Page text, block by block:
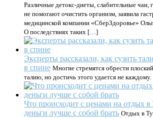
Различные детокс-диеты, слабительные чаи,
не помогают очистить организм, заявила
медицинской компании «СберЗдоровье»
О последствиях таких […]
Эксперты рассказали, как сузить
в спине Многие стремятся обрести
талию, но достичь этого удается не каждому.
Что происходит с ценами на отдых
деньги лучше с собой брать Отдых в